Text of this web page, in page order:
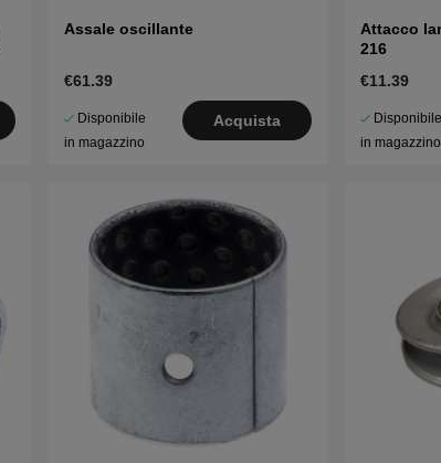
Assale oscillante
€61.39
Disponibile
in magazzino
Acquista
Attacco
216
€11.39
Disponibile
in magazzino